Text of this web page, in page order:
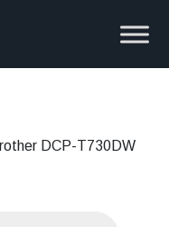
DCP-T730DW